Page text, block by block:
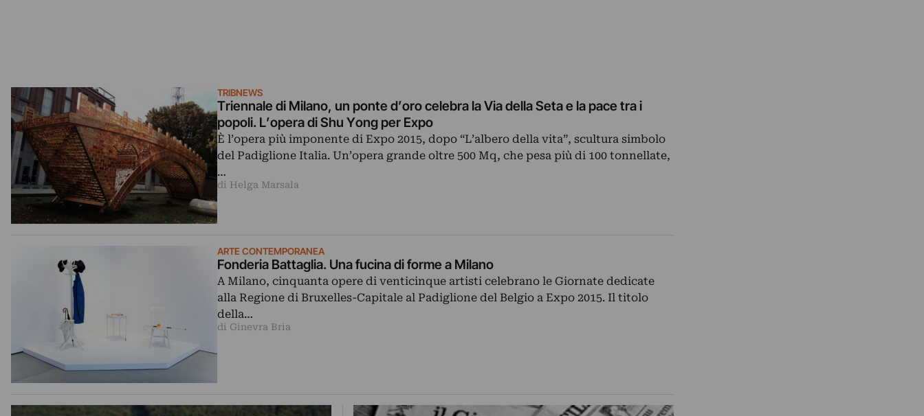
TRIBNEWS
Triennale di Milano, un ponte d’oro celebra la Via della Seta e la pace tra i
popoli. L’opera di Shu Yong per Expo
È l’opera più imponente di Expo 2015, dopo “L’albero della vita”, scultura simbolo
del Padiglione Italia. Un’opera grande oltre 500 Mq, che pesa più di 100 tonnellate,
…
di Helga Marsala
ARTE CONTEMPORANEA
Fonderia Battaglia. Una fucina di forme a Milano
A Milano, cinquanta opere di venticinque artisti celebrano le Giornate dedicate
alla Regione di Bruxelles-Capitale al Padiglione del Belgio a Expo 2015. Il titolo
della…
di Ginevra Bria